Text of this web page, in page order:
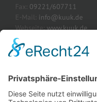
Fax: 09221/607711
E-Mail: info@kuuk.de
Webseite:www.kuuk.de